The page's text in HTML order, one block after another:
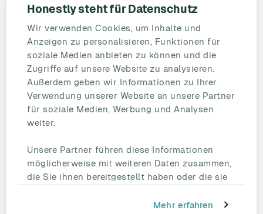
Honestly steht für Datenschutz
Wir verwenden Cookies, um Inhalte und
Anzeigen zu personalisieren, Funktionen für
soziale Medien anbieten zu können und die
Zugriffe auf unsere Website zu analysieren.
Außerdem geben wir Informationen zu Ihrer
Verwendung unserer Website an unsere Partner
für soziale Medien, Werbung und Analysen
weiter.
Unsere Partner führen diese Informationen
möglicherweise mit weiteren Daten zusammen,
die Sie ihnen bereitgestellt haben oder die sie
Mehr erfahren
Umfragevorlagen
Mitarbeiterbefragung
Mitarbeiterzufriedenheit
eNPS
Employee Engagement
Status Page
Unternehmen
Über uns
Reden Sie mit uns
Kontakt